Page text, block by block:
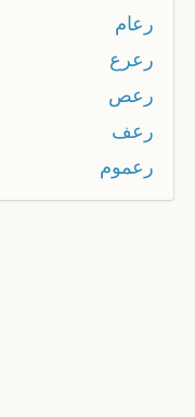
رعام
رعرع
رعص
رعف
رعموم